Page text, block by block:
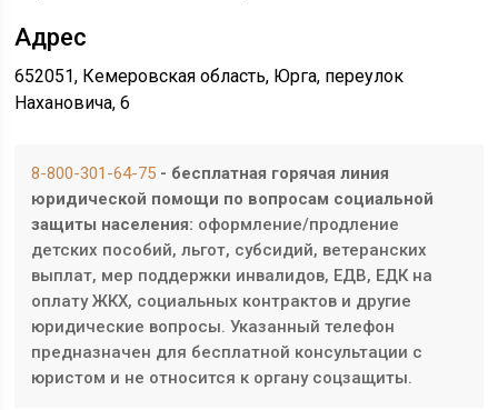
Адрес
652051, Кемеровская область, Юрга, переулок
Нахановича, 6
8-800-301-64-75 - бесплатная горячая линия
юридической помощи по вопросам социальной
защиты населения: оформление/продление
детских пособий, льгот, субсидий, ветеранских
выплат, мер поддержки инвалидов, ЕДВ, ЕДК на
оплату ЖКХ, социальных контрактов и другие
юридические вопросы. Указанный телефон
предназначен для бесплатной консультации с
юристом и не относится к органу соцзащиты.